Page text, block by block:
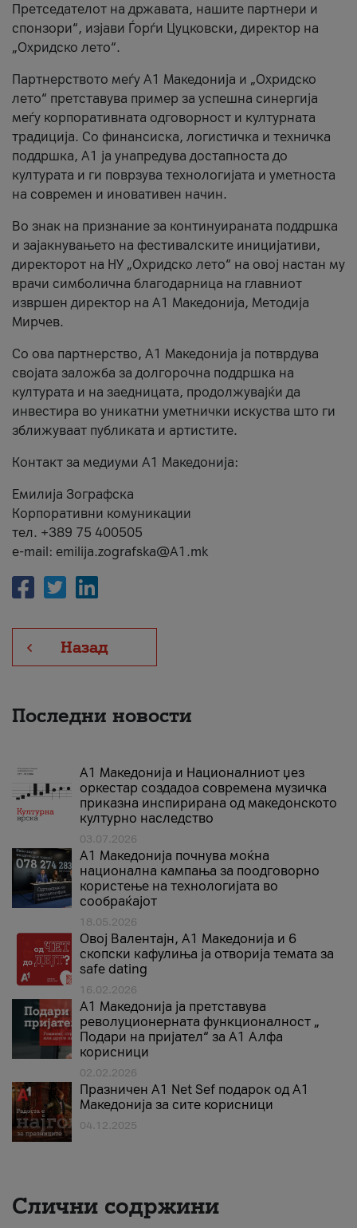
Претседателот на државата, нашите партнери и
спонзори“, изјави Ѓорѓи Цуцковски, директор на
„Охридско лето“.
Партнерството меѓу A1 Македонија и „Охридско
лето“ претставува пример за успешна синергија
меѓу корпоративната одговорност и културната
традиција. Со финансиска, логистичка и техничка
поддршка, A1 ја унапредува достапноста до
културата и ги поврзува технологијата и уметноста
на современ и иновативен начин.
Во знак на признание за континуираната поддршка
и зајакнувањето на фестивалските иницијативи,
директорот на НУ „Охридско лето“ на овој настан му
врачи симболична благодарница на главниот
извршен директор на A1 Македонија, Методија
Мирчев.
Со ова партнерство, A1 Македонија ја потврдува
својата заложба за долгорочна поддршка на
културата и на заедницата, продолжувајќи да
инвестира во уникатни уметнички искуства што ги
зближуваат публиката и артистите.
Контакт за медиуми А1 Македонија:
Емилија Зографска
Корпоративни комуникации
тел. +389 75 400505
e-mail: emilija.zografska@A1.mk
Назад
Последни новости
А1 Македонија и Националниот џез
оркестар создадоа современа музичка
приказна инспирирана од македонското
културно наследство
03.07.2026
A1 Македонија почнува моќна
национална кампања за поодговорно
користење на технологијата во
сообраќајот
18.05.2026
Овој Валентајн, A1 Македонија и 6
скопски кафулиња ја отворија темата за
safe dating
16.02.2026
А1 Македонија ја претставува
револуционерната функционалност „
Подари на пријател“ за А1 Алфа
корисници
02.02.2026
Празничен A1 Net Sеf подарок од А1
Македонија за сите корисници
04.12.2025
Слични содржини